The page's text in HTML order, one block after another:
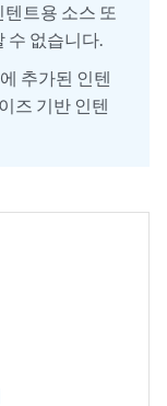
트용 소스 또
수 없습니다.
추가된 인텐
즈 기반 인텐